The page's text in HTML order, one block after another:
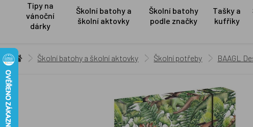
Tipy na
vánoční
dárky
Školní batohy a
školní aktovky
Školní batohy
podle značky
Tašky a
kufříky
Školní batohy a školní aktovky Školní potřeby BAAGL